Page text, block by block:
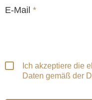
E-Mail *
Ich akzeptiere die
Daten gemäß der